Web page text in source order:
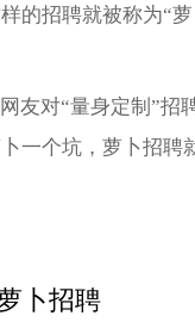
的招聘就被称为“萝
友对“量身定制”招
一个坑，萝卜招
卜招聘